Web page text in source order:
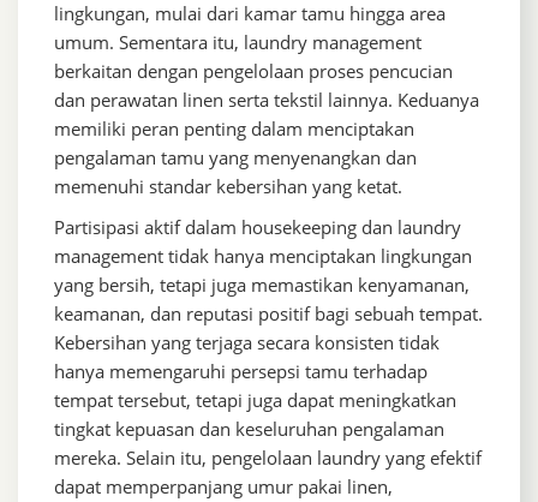
lingkungan, mulai dari kamar tamu hingga area
umum. Sementara itu, laundry management
berkaitan dengan pengelolaan proses pencucian
dan perawatan linen serta tekstil lainnya. Keduanya
memiliki peran penting dalam menciptakan
pengalaman tamu yang menyenangkan dan
memenuhi standar kebersihan yang ketat.
Partisipasi aktif dalam housekeeping dan laundry
management tidak hanya menciptakan lingkungan
yang bersih, tetapi juga memastikan kenyamanan,
keamanan, dan reputasi positif bagi sebuah tempat.
Kebersihan yang terjaga secara konsisten tidak
hanya memengaruhi persepsi tamu terhadap
tempat tersebut, tetapi juga dapat meningkatkan
tingkat kepuasan dan keseluruhan pengalaman
mereka. Selain itu, pengelolaan laundry yang efektif
dapat memperpanjang umur pakai linen,